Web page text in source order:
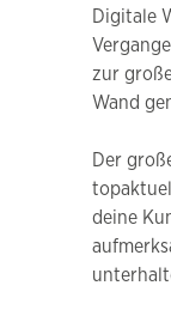
Digitale
zur
Wand
Der
deine